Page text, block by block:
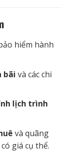
hiểm hành
bãi và các chi
lịch trình
và quãng
giá cụ thể.